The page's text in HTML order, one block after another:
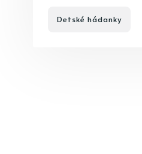
Detské hádanky